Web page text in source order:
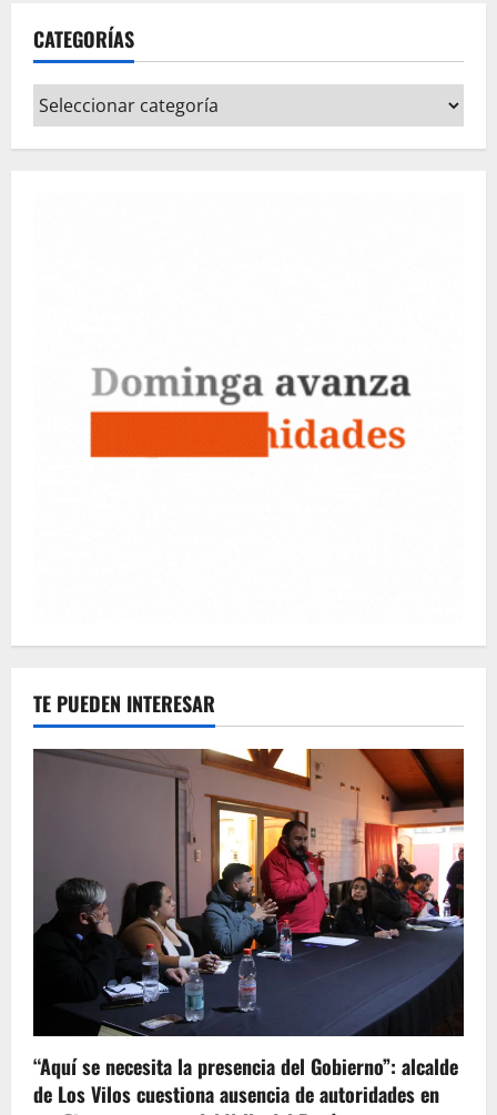
CATEGORÍAS
Categorías
TE PUEDEN INTERESAR
“Aquí se necesita la presencia del Gobierno”: alcalde
de Los Vilos cuestiona ausencia de autoridades en